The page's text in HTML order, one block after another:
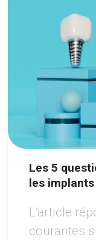
Les 5
les
L’article
courantes